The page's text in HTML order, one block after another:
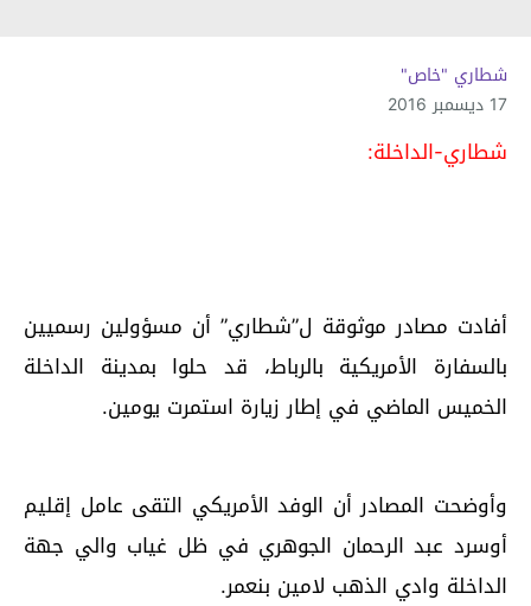
شطاري "خاص"
17 ديسمبر 2016
شطاري-الداخلة:
أفادت مصادر موثوقة ل”شطاري” أن مسؤولين رسميين
بالسفارة الأمريكية بالرباط، قد حلوا بمدينة الداخلة
الخميس الماضي في إطار زيارة استمرت يومين.
وأوضحت المصادر أن الوفد الأمريكي التقى عامل إقليم
أوسرد عبد الرحمان الجوهري في ظل غياب والي جهة
الداخلة وادي الذهب لامين بنعمر.